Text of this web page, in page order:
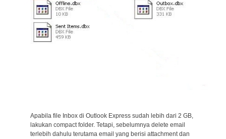
Apabila file Inbox di Outlook Express sudah lebih dari 2 GB,
lakukan compact folder. Tetapi, sebelumnya delete email
terlebih dahulu terutama email yang berisi attachment dan